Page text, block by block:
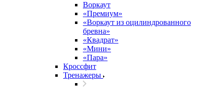
Воркаут
«Премиум»
«Воркаут из оцилиндрованного
бревна»
«Квадрат»
«Мини»
«Пара»
Кроссфит
Тренажеры